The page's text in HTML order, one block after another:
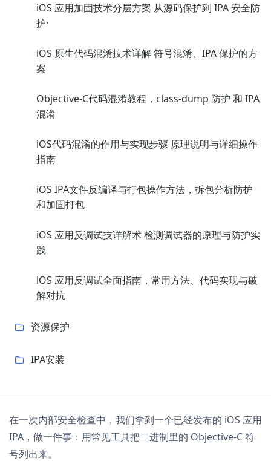
iOS 应用加固技术分层方案 从源码保护到 IPA 安全防
护·
iOS 原生代码混淆技术详解 符号混淆、IPA 保护的方
案
Objective-C代码混淆教程，class-dump 防护 和 IPA
混淆
iOS代码混淆的作用与实现步骤 原理说明与详细操作
指南
iOS IPA文件反编译与打包操作方法，拆包分析防护
和加固打包
iOS 应用反调试技详解术 检测调试器的原理与防护实
践
iOS 应用反调试全面指南，常用方法、代码实现与破
解对抗
资源保护
IPA安装
在一次内部安全检查中，我们拿到一个已经发布的 iOS 应用
IPA，做一件事：用常见工具把二进制里的 Objective-C 符
号列出来。